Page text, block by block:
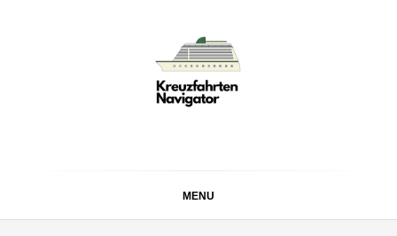
MENU